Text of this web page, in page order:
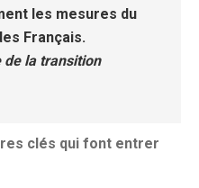
les mesures du
Français.
de la transition
clés qui font entrer